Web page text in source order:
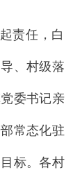
责任，白
、村级落
委书记亲
常态化驻
标。各村